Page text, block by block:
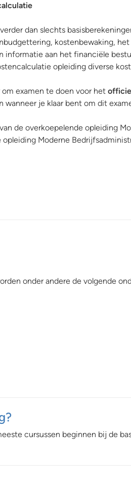
dan slechts
kostenbewaking, het
aan het financiële
opleiding diverse
examen te doen voor het
wanneer je klaar bent om dit
de overkoepelende opleiding
opleiding Moderne
onder andere de volgende
cursussen beginnen bij de